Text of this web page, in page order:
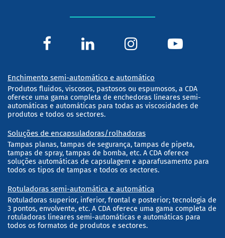
Enchimento semi-automático e automático
Produtos fluidos, viscosos, pastosos ou espumosos, a CDA
oferece uma gama completa de enchedoras lineares semi-
automáticas e automáticas para todas as viscosidades de
produtos e todos os sectores.
Soluções de encapsuladoras/rolhadoras
Tampas planas, tampas de segurança, tampas de pipeta,
tampas de spray, tampas de bomba, etc. A CDA oferece
soluções automáticas de capsulagem e aparafusamento para
todos os tipos de tampas e todos os sectores.
Rotuladoras semi-automática e automática
Rotuladoras superior, inferior, frontal e posterior; tecnologia de
3 pontos, envolvente, etc. A CDA oferece uma gama completa de
rotuladoras lineares semi-automáticas e automáticas para
todos os formatos de produtos e sectores.